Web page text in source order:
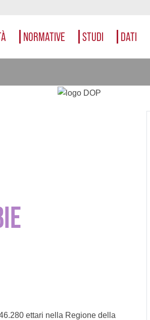
NORMATIVE STUDI DATI
ettari nella Regione della